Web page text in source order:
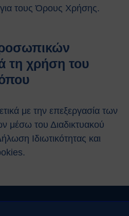
για τους Όρους Χρήσης.
τη χρήση του
με την επεξεργασία των
μέσω του Διαδικτυακού
Ιδιωτικότητας και
.